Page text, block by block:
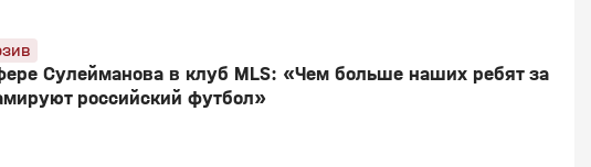
Сулейманова в клуб MLS: «Чем больше наших ребят за
российский футбол»